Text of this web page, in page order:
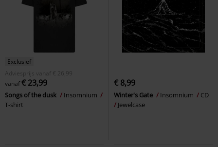
Exclusief
Adviesprijs
vanaf € 26,99
vanaf€ 23,99
Songs of the dusk
Insomnium
T-shirt
€ 8,99
Winter's Gate Insomnium
CD
Jewelcase